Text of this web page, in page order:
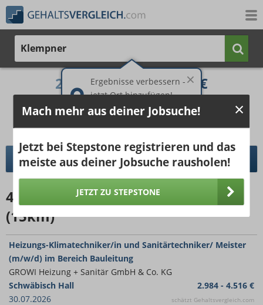
Ergebnisse verbessern -
jetzt Ort hinzufügen!
Klempner
2.227 € 3.222 €
Bruttogehalt bei 40 Wochenstunden.
DETAILLIERTER GEHALTSVERGLEICH
4409 Jobangebotefür Klempner
(15km)
Heizungs-Klimatechniker/in und Sanitärtechniker/ Meister
(m/w/d) im Bereich Bauleitung
GROWI Heizung + Sanitär GmbH & Co. KG
Schwäbisch Hall
30.07.2026
2.984 - 4.516 €
schätzt Gehaltsvergleich.com
Mach mehr aus deiner Jobsuche!
Jetzt bei Stepstone registrieren und das
meiste aus deiner Jobsuche rausholen!
JETZT ZU STEPSTONE